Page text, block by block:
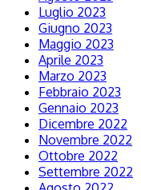
Luglio 2023
Giugno 2023
Maggio 2023
Aprile 2023
Marzo 2023
Febbraio 2023
Gennaio 2023
Dicembre 2022
Novembre 2022
Ottobre 2022
Settembre 2022